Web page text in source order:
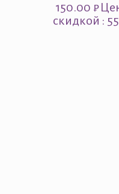
150.00 ₽
скидкой :